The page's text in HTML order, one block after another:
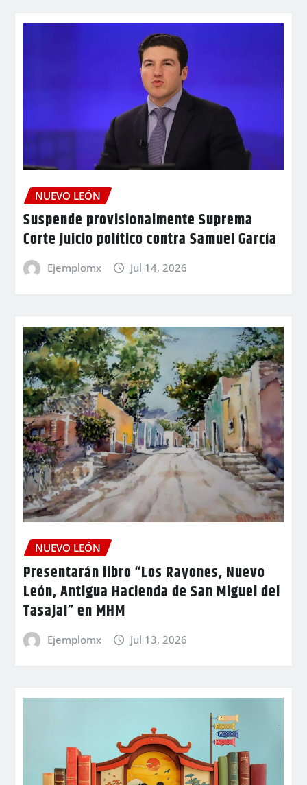
NUEVO LEÓN
Suspende provisionalmente Suprema
Corte juicio político contra Samuel García
Ejemplomx Jul 14, 2026
NUEVO LEÓN
Presentarán libro “Los Rayones, Nuevo
León, Antigua Hacienda de San Miguel del
Tasajal” en MHM
Ejemplomx Jul 13, 2026